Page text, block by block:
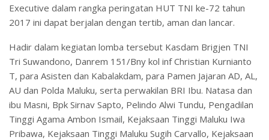
Executive dalam rangka peringatan HUT TNI ke-72 tahun
2017 ini dapat berjalan dengan tertib, aman dan lancar.
Hadir dalam kegiatan lomba tersebut Kasdam Brigjen TNI
Tri Suwandono, Danrem 151/Bny kol inf Christian Kurnianto
T, para Asisten dan Kabalakdam, para Pamen Jajaran AD, AL,
AU dan Polda Maluku, serta perwakilan BRI Ibu. Natasa dan
ibu Masni, Bpk Sirnav Sapto, Pelindo Alwi Tundu, Pengadilan
Tinggi Agama Ambon Ismail, Kejaksaan Tinggi Maluku Iwa
Pribawa, Kejaksaan Tinggi Maluku Sugih Carvallo, Kejaksaan